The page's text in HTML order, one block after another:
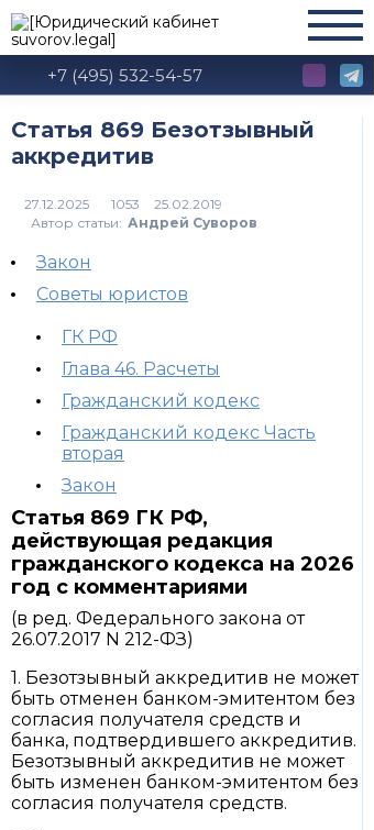
+7 (495) 532-54-57
Статья 869 Безотзывный
аккредитив
1053
Автор статьи: Андрей Суворов
Закон
Советы юристов
ГК РФ
Глава 46. Расчеты
Гражданский кодекс
Гражданский кодекс Часть
вторая
Закон
Статья 869 ГК РФ,
действующая редакция
гражданского кодекса на 2026
год с комментариями
(в ред. Федерального закона от
26.07.2017 N 212-ФЗ)
1. Безотзывный аккредитив не может
быть отменен банком-эмитентом без
согласия получателя средств и
банка, подтвердившего аккредитив.
Безотзывный аккредитив не может
быть изменен банком-эмитентом без
согласия получателя средств.